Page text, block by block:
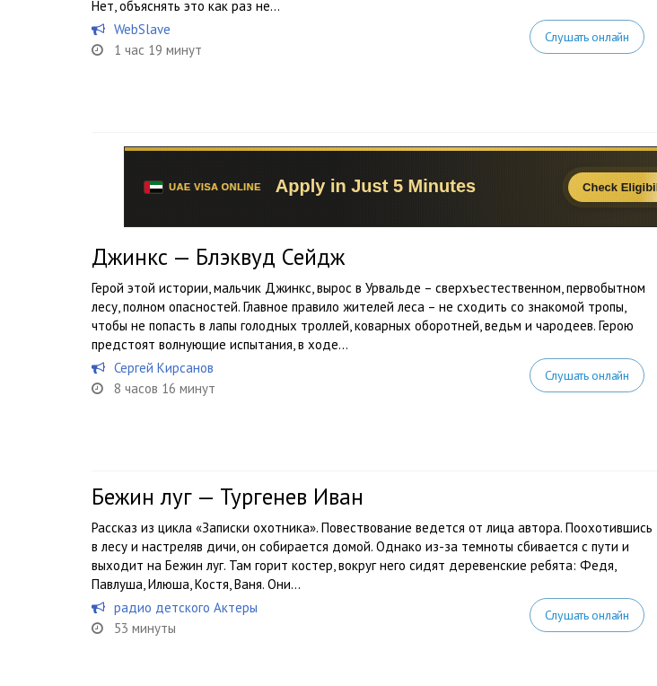
Нет, объяснять это как раз не...
WebSlave
1 час 19 минут
Слушать онлайн
Джинкс — Блэквуд Сейдж
Герой этой истории, мальчик Джинкс, вырос в Урвальде – сверхъестественном, первобытном
лесу, полном опасностей. Главное правило жителей леса – не сходить со знакомой тропы,
чтобы не попасть в лапы голодных троллей, коварных оборотней, ведьм и чародеев. Герою
предстоят волнующие испытания, в ходе...
Сергей Кирсанов
8 часов 16 минут
Слушать онлайн
Бежин луг — Тургенев Иван
Рассказ из цикла «Записки охотника». Повествование ведется от лица автора. Поохотившись
в лесу и настреляв дичи, он собирается домой. Однако из-за темноты сбивается с пути и
выходит на Бежин луг. Там горит костер, вокруг него сидят деревенские ребята: Федя,
Павлуша, Илюша, Костя, Ваня. Они...
радио детского Актеры
53 минуты
Слушать онлайн